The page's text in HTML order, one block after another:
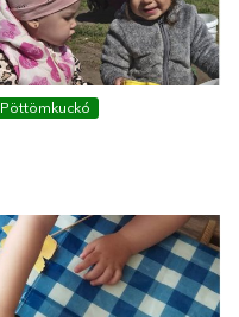
Pöttömkuckó